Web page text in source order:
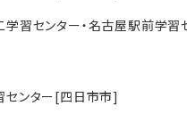
習センター・名古屋駅前学
センター[四日市市]